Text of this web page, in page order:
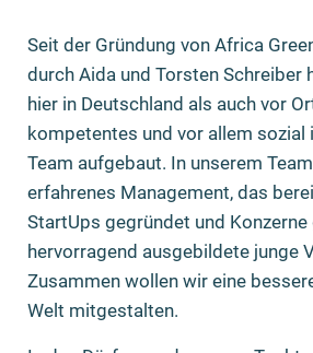
Seit der Gründung von Africa
durch Aida und Torsten Schreiber
hier in Deutschland als auch vor
kompetentes und vor allem sozial
Team aufgebaut. In unserem
erfahrenes Management, das
StartUps gegründet und
hervorragend ausgebildete junge
Zusammen wollen wir eine
Welt mitgestalten.